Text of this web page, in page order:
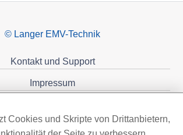
© Langer EMV-Technik
Kontakt und Support
Impressum
Cookies und Skripte von Drittanbietern,